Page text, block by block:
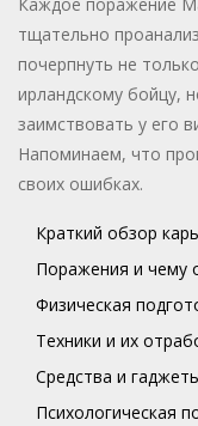
тщательно
почерпнуть не
ирландскому бойцу,
заимствовать у его
Напоминаем, что
своих ошибках.
Краткий обзор
Поражения и чему
Физическая
Техники и их
Средства и
Психологическая